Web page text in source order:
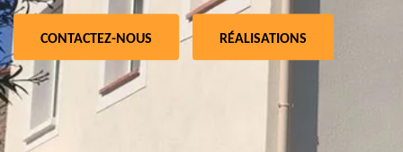
CONTACTEZ-NOUS RÉALISATIONS